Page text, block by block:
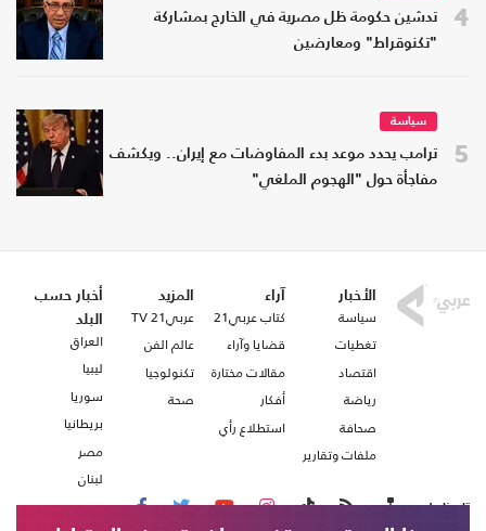
4
تدشين حكومة ظل مصرية في الخارج بمشاركة
"تكنوقراط" ومعارضين
5
سياسة
ترامب يحدد موعد بدء المفاوضات مع إيران.. ويكشف
مفاجأة حول "الهجوم الملغي"
الأخبار
سياسة
تغطيات
اقتصاد
رياضة
صحافة
ملفات وتقارير
آراء
كتاب عربي21
قضايا وآراء
مقالات مختارة
أفكار
استطلاع رأي
المزيد
عربي21 TV
عالم الفن
تكنولوجيا
صحة
أخبار حسب
البلد
العراق
ليبيا
سوريا
بريطانيا
مصر
لبنان
تابعنا على